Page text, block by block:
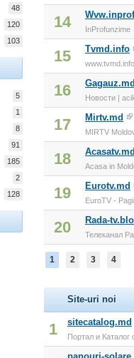
48
120
103
5
1
8
91
185
2
128
14 InProfunzime
15 Tvmd.info
www.tvmd.info
16 Gagauz.md
Новости |
17 Mirtv.md
MIRTV
18 Acasatv.md
Acasa in
19 Eurotv.md
EuroTV -
20 Rada-
Телеканал
1 2 3 4
Site-uri noi
1 sitecatalog.md
Портал и
panouri-